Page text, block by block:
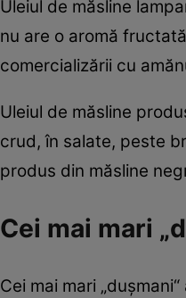
Uleiul de măsline
nu are o aromă
comercializării cu
Uleiul de măsline
crud, în salate, peste
produs din măsline
Cei mai mari
Cei mai mari